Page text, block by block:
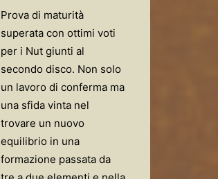
Prova di maturità
superata con ottimi voti
per i Nut giunti al
secondo disco. Non solo
un lavoro di conferma ma
una sfida vinta nel
trovare un nuovo
equilibrio in una
formazione passata da